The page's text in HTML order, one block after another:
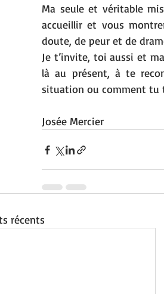
Ma seule et véritable
accueillir et vous
doute, de peur et de
Je t’invite, toi aussi et
là au présent, à te
situation ou comment tu
Josée Mercier
récents